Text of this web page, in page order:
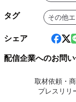
タグ その他
シェア
配信企業へのお問
取材依頼・
プレスリリ